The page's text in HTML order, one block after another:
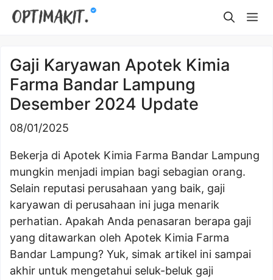
Skip
Gaji Karyawan Apotek Kimia
Farma Bandar Lampung
Desember 2024 Update
08/01/2025
Bekerja di Apotek Kimia Farma Bandar Lampung
mungkin menjadi impian bagi sebagian orang.
Selain reputasi perusahaan yang baik, gaji
karyawan di perusahaan ini juga menarik
perhatian. Apakah Anda penasaran berapa gaji
yang ditawarkan oleh Apotek Kimia Farma
Bandar Lampung? Yuk, simak artikel ini sampai
akhir untuk mengetahui seluk-beluk gaji